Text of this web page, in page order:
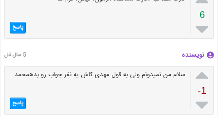
6
 پاسخ
نویسنده 5 سال قبل

-1

سلام من نمیدونم ولی به قول مهدی کاش یه نفر جواب رو بدهمحمد
پاسخ